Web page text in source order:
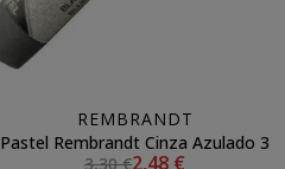
REMBRANDT
Pastel Rembrandt Cinza Azulado 3
3,30 €2,48 €